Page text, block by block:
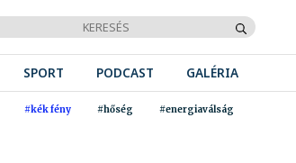
SPORT PODCAST GALÉRIA
#kék fény #hőség #energiaválság